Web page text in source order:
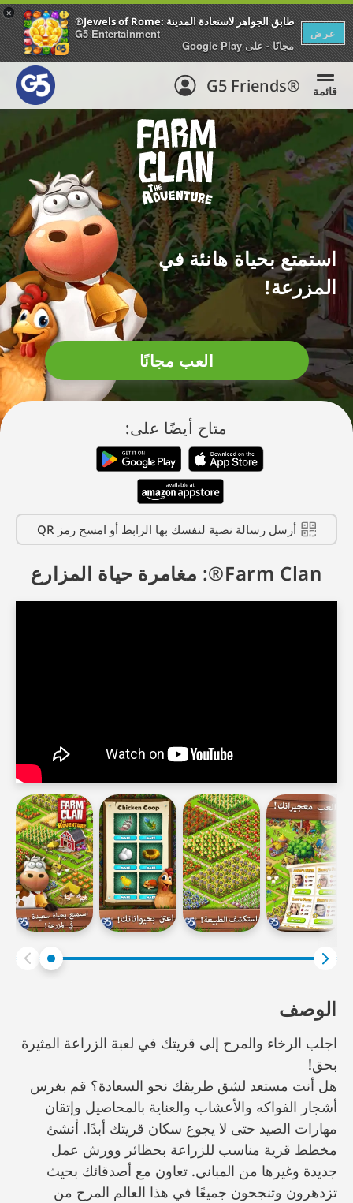
®Jewels of Rome: طابق الجواهر لاستعادة المدينة
G5 Entertainment
مجانًا - على Google Play
عرض
+
G5 Friends® قائمة
استمتع بحياة هانئة في
المزرعة!
العب مجانًا
متاح أيضًا على:
أرسل رسالة نصية لنفسك بها الرابط أو امسح رمز QR
Farm Clan®: مغامرة حياة المزارع
الوصف
اجلب الرخاء والمرح إلى قريتك في لعبة الزراعة المثيرة
بحق!
هل أنت مستعد لشق طريقك نحو السعادة؟ قم بغرس
أشجار الفواكه والأعشاب والعناية بالمحاصيل وإتقان
مهارات الصيد حتى لا يجوع سكان قريتك أبدًا. أنشئ
مخطط قرية مناسب للزراعة بحظائر وورش عمل
جديدة وغيرها من المباني. تعاون مع أصدقائك بحيث
تزدهرون وتنجحون جميعًا في هذا العالم المرح من